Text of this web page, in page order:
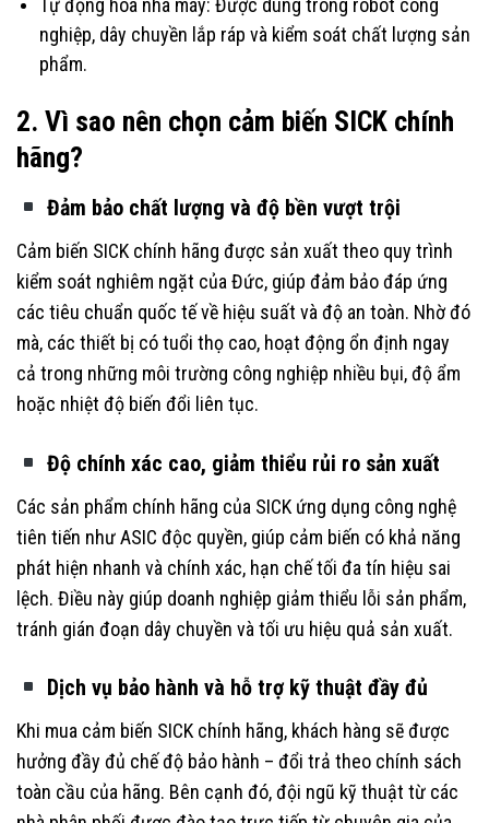
Tự động hóa nhà máy: Được dùng trong robot công
nghiệp, dây chuyền lắp ráp và kiểm soát chất lượng sản
phẩm.
2. Vì sao nên chọn cảm biến SICK chính
hãng?
Đảm bảo chất lượng và độ bền vượt trội
Cảm biến SICK chính hãng được sản xuất theo quy trình
kiểm soát nghiêm ngặt của Đức, giúp đảm bảo đáp ứng
các tiêu chuẩn quốc tế về hiệu suất và độ an toàn. Nhờ đó
mà, các thiết bị có tuổi thọ cao, hoạt động ổn định ngay
cả trong những môi trường công nghiệp nhiều bụi, độ ẩm
hoặc nhiệt độ biến đổi liên tục.
Độ chính xác cao, giảm thiểu rủi ro sản xuất
Các sản phẩm chính hãng của SICK ứng dụng công nghệ
tiên tiến như ASIC độc quyền, giúp cảm biến có khả năng
phát hiện nhanh và chính xác, hạn chế tối đa tín hiệu sai
lệch. Điều này giúp doanh nghiệp giảm thiểu lỗi sản phẩm,
tránh gián đoạn dây chuyền và tối ưu hiệu quả sản xuất.
Dịch vụ bảo hành và hỗ trợ kỹ thuật đầy đủ
Khi mua cảm biến SICK chính hãng, khách hàng sẽ được
hưởng đầy đủ chế độ bảo hành – đổi trả theo chính sách
toàn cầu của hãng. Bên cạnh đó, đội ngũ kỹ thuật từ các